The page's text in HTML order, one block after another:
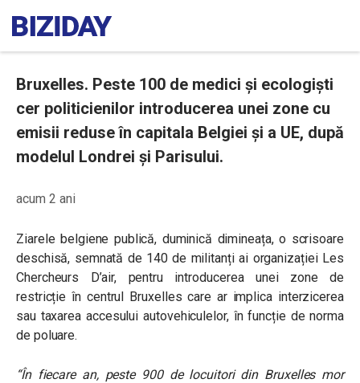
Bruxelles. Peste 100 de medici și ecologiști
cer politicienilor introducerea unei zone cu
emisii reduse în capitala Belgiei și a UE, după
modelul Londrei și Parisului.
acum 2 ani
Ziarele belgiene publică, duminică dimineața, o scrisoare
deschisă, semnată de 140 de militanți ai organizației Les
Chercheurs D’air, pentru introducerea unei zone de
restricție în centrul Bruxelles care ar implica interzicerea
sau taxarea accesului autovehiculelor, în funcție de norma
de poluare.
“În fiecare an, peste 900 de locuitori din Bruxelles mor